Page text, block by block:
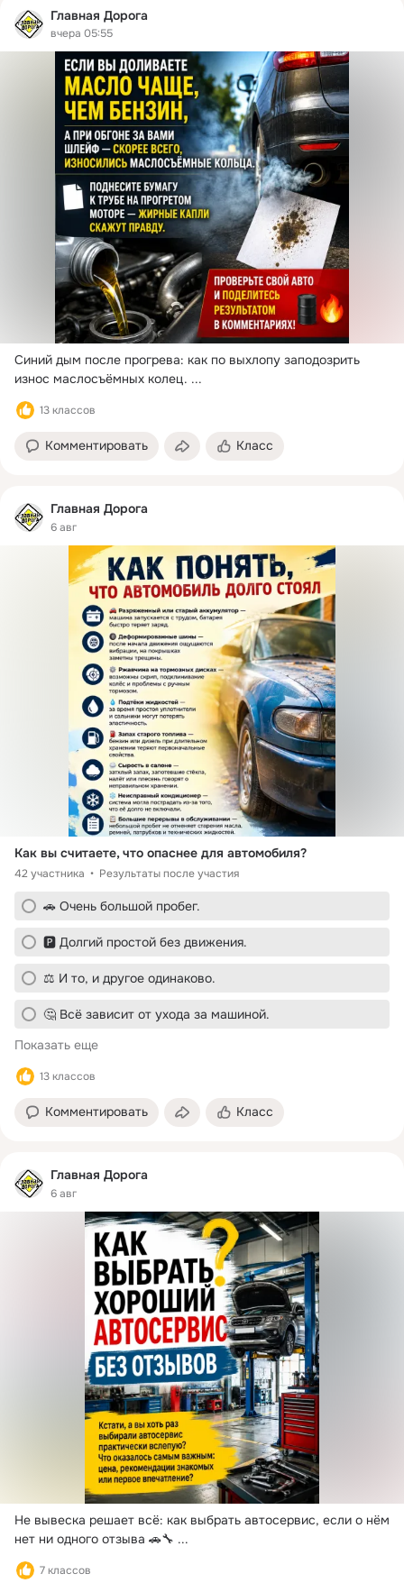
Главная Дорога
вчера 05:55
Синий дым после прогрева: как по выхлопу заподозрить
износ маслосъёмных колец. ...
13 классов
Комментировать Класс
Главная Дорога
6 авг
Как вы считаете, что опаснее для автомобиля?
42 участника Результаты после участия
🚗 Очень большой пробег.
🅿️ Долгий простой без движения.
⚖️ И то, и другое одинаково.
🤔 Всё зависит от ухода за машиной.
Показать еще
13 классов
Комментировать Класс
Главная Дорога
6 авг
Не вывеска решает всё: как выбрать автосервис, если о нём
нет ни одного отзыва 🚗🔧 ...
7 классов